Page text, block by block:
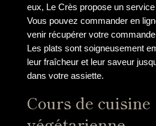
eux, Le Crès propose un
Vous pouvez commander en
venir récupérer votre commande
Les plats sont soigneusement
leur fraîcheur et leur saveur
dans votre assiette.
Cours de cuisine